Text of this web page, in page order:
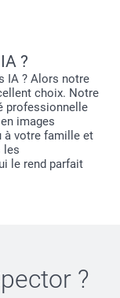
?
IA ? Alors notre
choix. Notre
professionnelle
images
à votre famille et
les
le rend parfait
?